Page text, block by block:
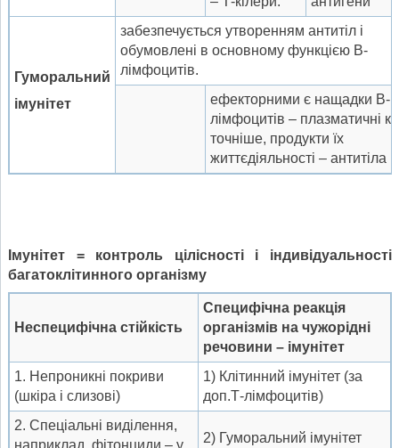
Гуморальний
імунітет
забезпечується утворенням антитіл і
обумовлені в основному функцією В-
лімфоцитів.
ефекторними є нащадки В-
лімфоцитів – плазматичні
точніше, продукти їх
життєдіяльності – антитіла
Імунітет = контроль цілісності і індивідуальності
багатоклітинного організму
Неспецифічна стійкість
Специфічна реакція
організмів на чужорідні
речовини – імунітет
1. Непроникні покриви
(шкіра і слизові)
1) Клітинний імунітет (за
доп.Т-лімфоцитів)
2. Спеціальні виділення,
2) Гуморальний імунітет